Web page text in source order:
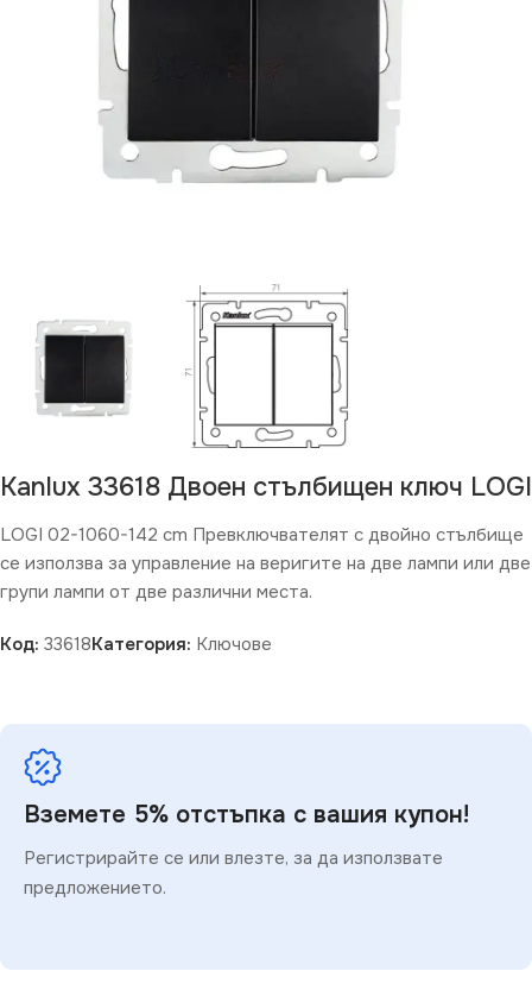
Kanlux 33618 Двоен стълбищен ключ LOGI
LOGI 02-1060-142 cm Превключвателят с двойно стълбище
се използва за управление на веригите на две лампи или две
групи лампи от две различни места.
Код: 33618Категория: Ключове
Вземете 5% отстъпка с вашия купон!
Регистрирайте се или влезте, за да използвате
предложението.